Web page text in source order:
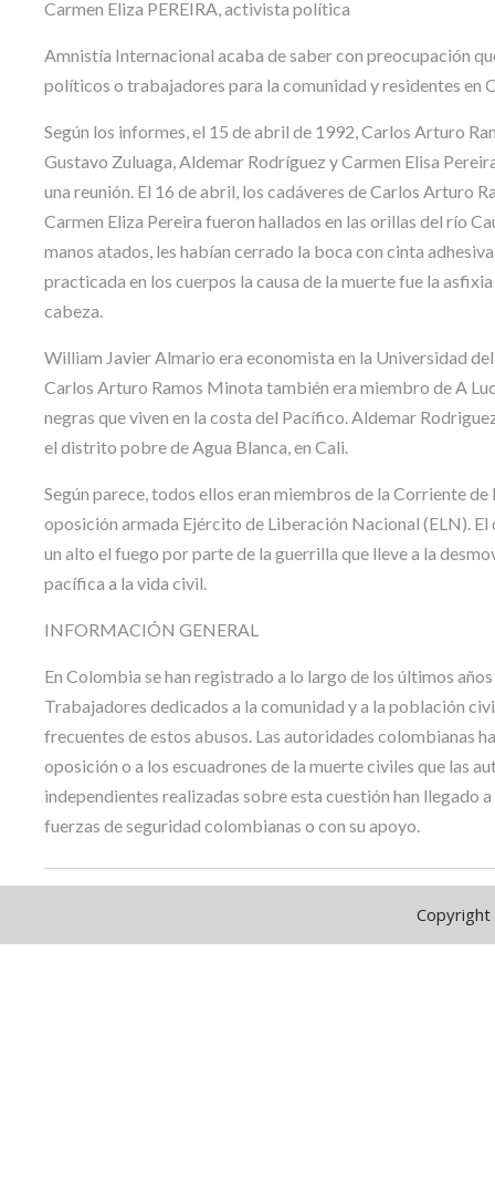
Carmen Eliza PEREIRA, activista política
Amnistía Internacional acaba de saber con preocupación
políticos o trabajadores para la comunidad y residentes en
Según los informes, el 15 de abril de 1992, Carlos Arturo
Gustavo Zuluaga, Aldemar Rodríguez y Carmen Elisa
una reunión. El 16 de abril, los cadáveres de Carlos Arturo
Carmen Eliza Pereira fueron hallados en las orillas del río
manos atados, les habían cerrado la boca con cinta
practicada en los cuerpos la causa de la muerte fue la
cabeza.
William Javier Almario era economista en la Universidad
Carlos Arturo Ramos Minota también era miembro de A
negras que viven en la costa del Pacífico. Aldemar
el distrito pobre de Agua Blanca, en Cali.
Según parece, todos ellos eran miembros de la Corriente
oposición armada Ejército de Liberación Nacional (ELN).
un alto el fuego por parte de la guerrilla que lleve a la
pacífica a la vida civil.
INFORMACIÓN GENERAL
En Colombia se han registrado a lo largo de los últimos
Trabajadores dedicados a la comunidad y a la población
frecuentes de estos abusos. Las autoridades colombianas
oposición o a los escuadrones de la muerte civiles que las
independientes realizadas sobre esta cuestión han llegado
fuerzas de seguridad colombianas o con su apoyo.
Copyright